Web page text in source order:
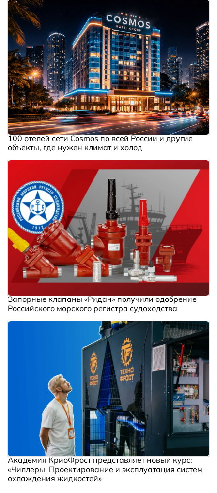
100 отелей сети Cosmos по всей России и другие
объекты, где нужен климат и холод
Запорные клапаны «Ридан» получили одобрение
Российского морского регистра судоходства
Академия КриоФрост представляет новый курс:
«Чиллеры. Проектирование и эксплуатация систем
охлаждения жидкостей»